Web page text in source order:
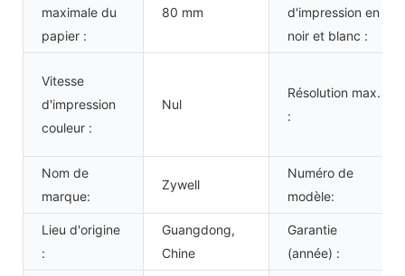
maximale du
papier :
80 mm
d'impression en
noir et blanc :
Vitesse
d'impression
couleur :
Nul
Résolution max.
:
Nom de
marque:
Zywell
Numéro de
modèle:
Lieu d'origine
:
Guangdong,
Chine
Garantie
(année) :